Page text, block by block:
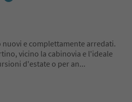
e complettamente arredati.
vicino la cabinovia e l'ideale
d'estate o per an...